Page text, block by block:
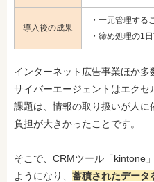
導入後の成果
・一元管理する
・締め処理の1
インターネット広告事業ほか
サイバーエージェントはエクセ
課題は、情報の取り扱いが人
負担が大きかったことです。
そこで、CRMツール「kintone
ようになり、 蓄積されたデータ